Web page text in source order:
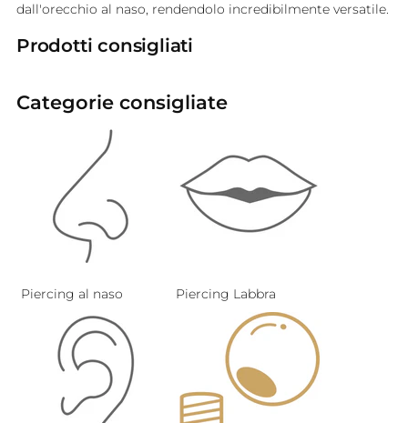
dall'orecchio al naso, rendendolo incredibilmente versatile.
Prodotti consigliati
Categorie consigliate
Piercing al naso Piercing Labbra